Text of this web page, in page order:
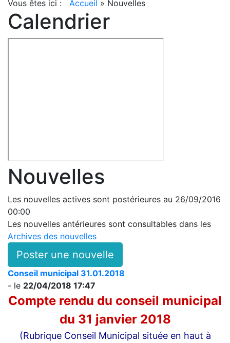
Vous êtes ici : Accueil » Nouvelles
Calendrier
Nouvelles
Les nouvelles actives sont postérieures au 26/09/2016
00:00
Les nouvelles antérieures sont consultables dans les
Archives des nouvelles
Poster une nouvelle
Conseil municipal 31.01.2018
- le 22/04/2018 17:47
Compte rendu du conseil municipal
du 31 janvier 2018
(Rubrique Conseil Municipal située en haut à